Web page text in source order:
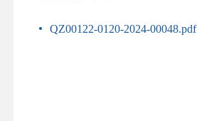
QZ00122-0120-2024-00048.pdf